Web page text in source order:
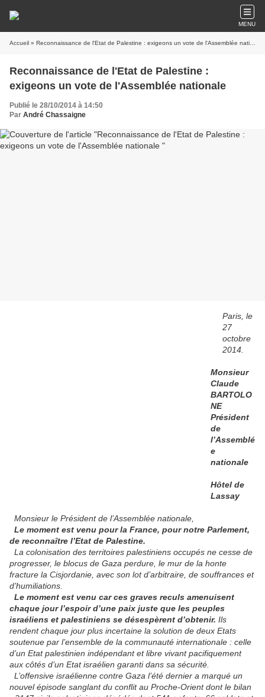
MENU
Accueil » Reconnaissance de l'Etat de Palestine : exigeons un vote de l'Assemblée nationale
Reconnaissance de l'Etat de Palestine :
exigeons un vote de l'Assemblée nationale
Publié le 28/10/2014 à 14:50
Par André Chassaigne
Paris, le
27
octobre
2014.
Monsieur
Claude
BARTOLO
NE
Président
de
l’Assemblé
e
nationale
Hôtel de
Lassay
Monsieur le Président de l’Assemblée nationale,
Le moment est venu pour la France, pour notre Parlement,
de reconnaître l’Etat de Palestine.
La colonisation des territoires palestiniens occupés ne cesse de
progresser, le blocus de Gaza perdure, le mur de la honte
fracture la Cisjordanie, avec son lot d’arbitraire, de souffrances et
d’humiliations.
Le moment est venu car ces graves reculs amenuisent
chaque jour l’espoir d’une paix juste que les peuples
israéliens et palestiniens se désespèrent d’obtenir. Ils
rendent chaque jour plus incertaine la solution de deux Etats
soutenue par l’ensemble de la communauté internationale : celle
d’un Etat palestinien indépendant et libre vivant pacifiquement
aux côtés d’un Etat israélien garanti dans sa sécurité.
L’offensive israélienne contre Gaza l’été dernier a marqué un
nouvel épisode sanglant du conflit au Proche-Orient dont le bilan